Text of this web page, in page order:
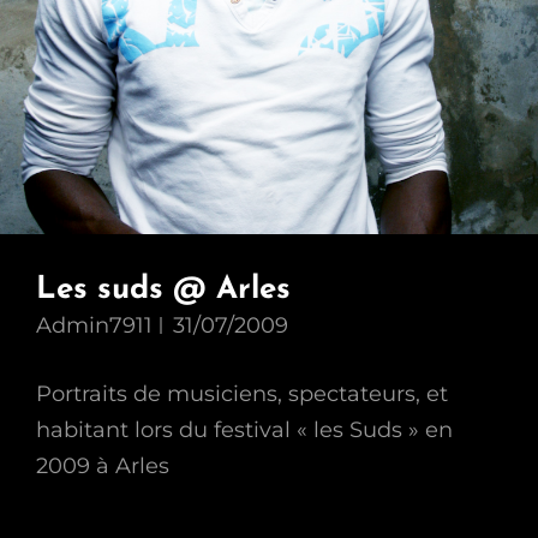
Les suds @ Arles
Admin7911 31/07/2009
Portraits de musiciens, spectateurs, et
habitant lors du festival « les Suds » en
2009 à Arles